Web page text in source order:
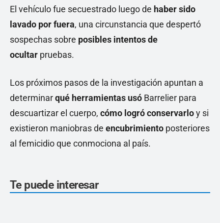
El vehículo fue secuestrado luego de haber sido
lavado por fuera, una circunstancia que despertó
sospechas sobre posibles intentos de
ocultar pruebas.
Los próximos pasos de la investigación apuntan a
determinarqué herramientas usó Barrelier para
descuartizar el cuerpo, cómo logró conservarloy si
existieron maniobras de encubrimiento posteriores
al femicidio que conmociona al país.
Te puede interesar